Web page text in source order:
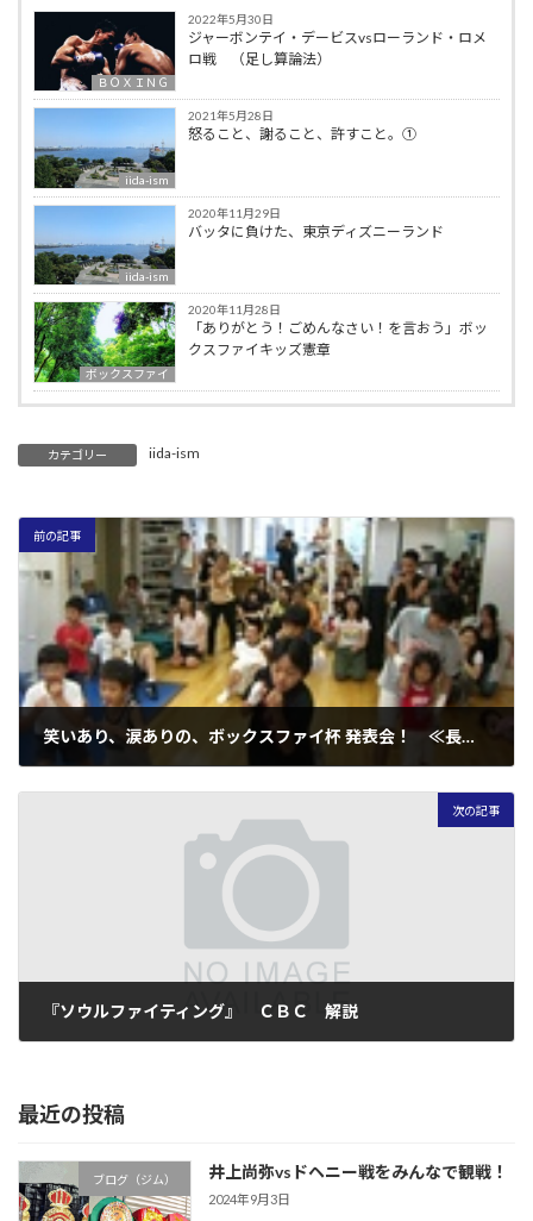
ＢＯＸＩＮＧ
2022年5月30日
ジャーボンテイ・デービスvsローランド・ロメ
ロ戦 （足し算論法）
iida-ism
2021年5月28日
怒ること、謝ること、許すこと。①
iida-ism
2020年11月29日
バッタに負けた、東京ディズニーランド
ボックスファイ
2020年11月28日
「ありがとう！ごめんなさい！を言おう」ボッ
クスファイキッズ憲章
カテゴリー iida-ism
前の記事
笑いあり、涙ありの、ボックスファイ杯 発表会！ ≪長ぁ～い一日≫
次の記事
『ソウルファイティング』 ＣＢＣ 解説
最近の投稿
ブログ（ジム） 井上尚弥vsドヘニー戦をみんなで観戦！
2024年9月3日